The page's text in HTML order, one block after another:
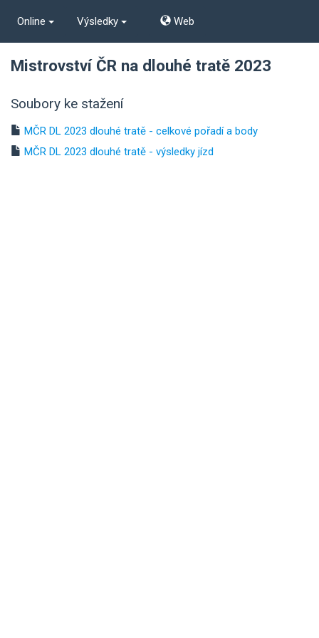
Online Výsledky Web
Mistrovství ČR na dlouhé tratě 2023
Soubory ke stažení
MČR DL 2023 dlouhé tratě - celkové pořadí a body
MČR DL 2023 dlouhé tratě - výsledky jízd